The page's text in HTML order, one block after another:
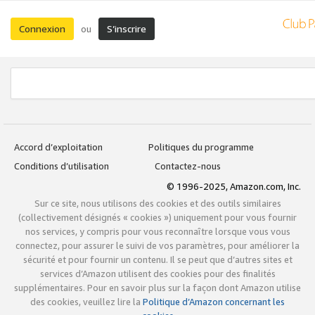
Connexion ou S’inscrire
Accord d’exploitation
Politiques du programme
Conditions d’utilisation
Contactez-nous
© 1996-2025, Amazon.com, Inc.
Sur ce site, nous utilisons des cookies et des outils similaires
(collectivement désignés « cookies ») uniquement pour vous fournir
nos services, y compris pour vous reconnaître lorsque vous vous
connectez, pour assurer le suivi de vos paramètres, pour améliorer la
sécurité et pour fournir un contenu. Il se peut que d’autres sites et
services d’Amazon utilisent des cookies pour des finalités
supplémentaires. Pour en savoir plus sur la façon dont Amazon utilise
des cookies, veuillez lire la Politique d’Amazon concernant les